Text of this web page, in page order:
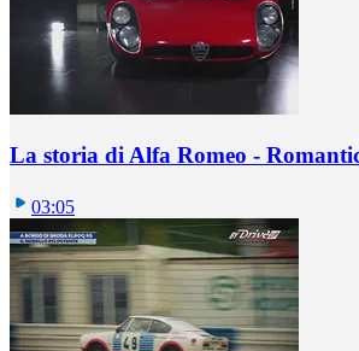
La storia di Alfa Romeo -
03:05